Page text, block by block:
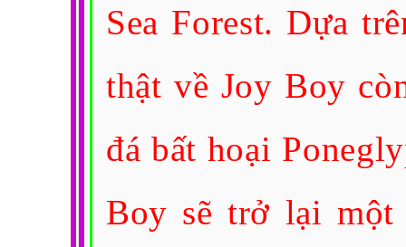
Sea Forest. Dựa
thật về Joy Boy
đá bất hoại
Boy sẽ trở lại một